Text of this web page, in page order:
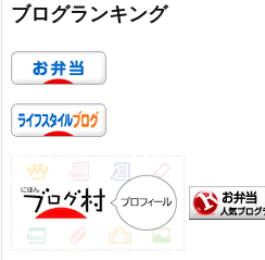
ブログランキング